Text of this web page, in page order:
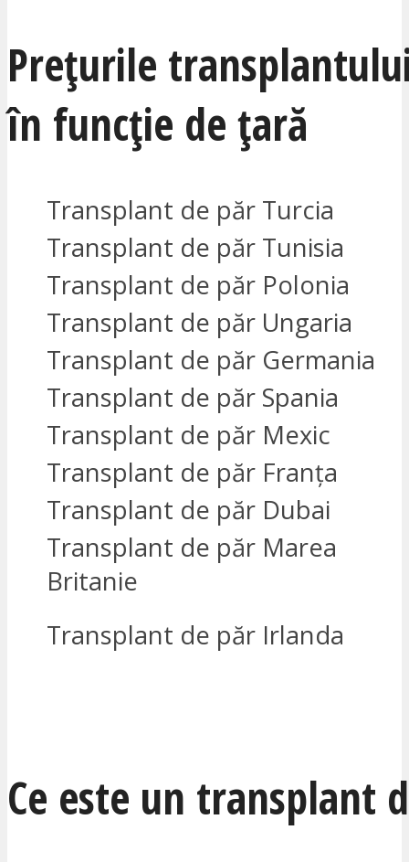
Prețurile
în funcție de țară
Transplant de păr Turcia
Transplant de păr Tunisia
Transplant de păr Polonia
Transplant de păr Ungaria
Transplant de păr Germania
Transplant de păr Spania
Transplant de păr Mexic
Transplant de păr Franța
Transplant de păr Dubai
Transplant de păr Marea
Britanie
Transplant de păr Irlanda
Ce este un transplant